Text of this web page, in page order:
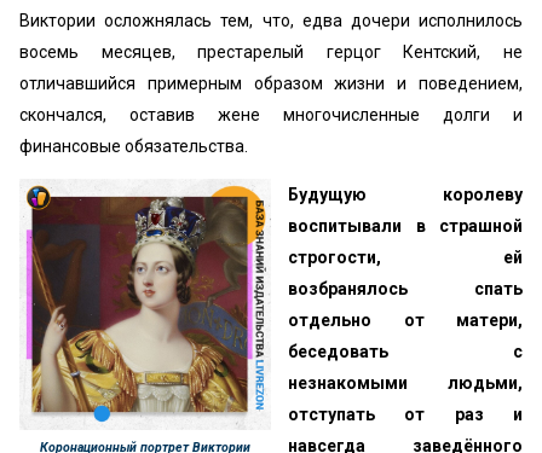
Виктории осложнялась тем, что, едва дочери исполнилось
восемь месяцев, престарелый герцог Кентский, не
отличавшийся примерным образом жизни и поведением,
скончался, оставив жене многочисленные долги и
финансовые обязательства.
Коронационный портрет Виктории
Будущую королеву
воспитывали в страшной
строгости, ей
возбранялось спать
отдельно от матери,
беседовать с
незнакомыми людьми,
отступать от раз и
навсегда заведённого